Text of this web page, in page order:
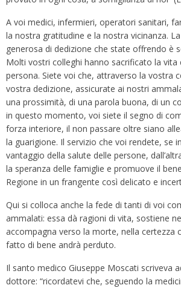
A voi medici, infermieri, operatori sanitari,
la nostra gratitudine e la nostra vicinanza.
generosa di dedizione che state offrendo è
Molti vostri colleghi hanno sacrificato la vita
persona. Siete voi che, attraverso la vostra
vostra dedizione, assicurate ai nostri
una prossimità, di una parola buona, di un
in questo momento, voi siete il segno di
forza interiore, il non passare oltre siano
la guarigione. Il servizio che voi rendete, se
vantaggio della salute delle persone,
la speranza delle famiglie e promuove il
Regione in un frangente così delicato e
Qui si colloca anche la fede di tanti di voi
ammalati: essa dà ragioni di vita, sostiene
accompagna verso la morte, nella certezza
fatto di bene andrà perduto.
Il santo medico Giuseppe Moscati scriveva
dottore: “ricordatevi che, seguendo la